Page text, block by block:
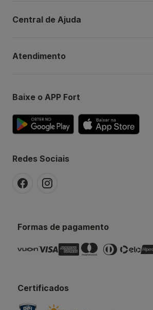
Central de Ajuda
Atendimento
Baixe o APP Fort
Redes Sociais
Formas de pagamento
Certificados